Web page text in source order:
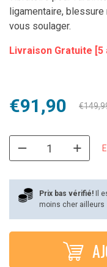
ligamentaire,
vous soulager.
Livraison Gratuite
€
Le
initial
€149,99.
€91,90
Le
actuel
€91,90.
Prix bas vérifié!
Il
moins cher ailleurs